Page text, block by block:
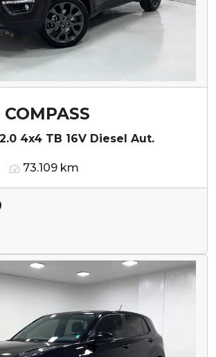
COMPASS
2.0 4x4 TB 16V Diesel Aut.
73.109 km